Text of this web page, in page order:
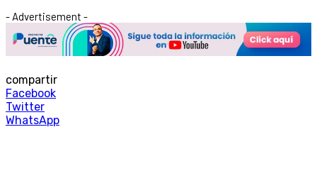
- Advertisement -
compartir
Facebook
Twitter
WhatsApp